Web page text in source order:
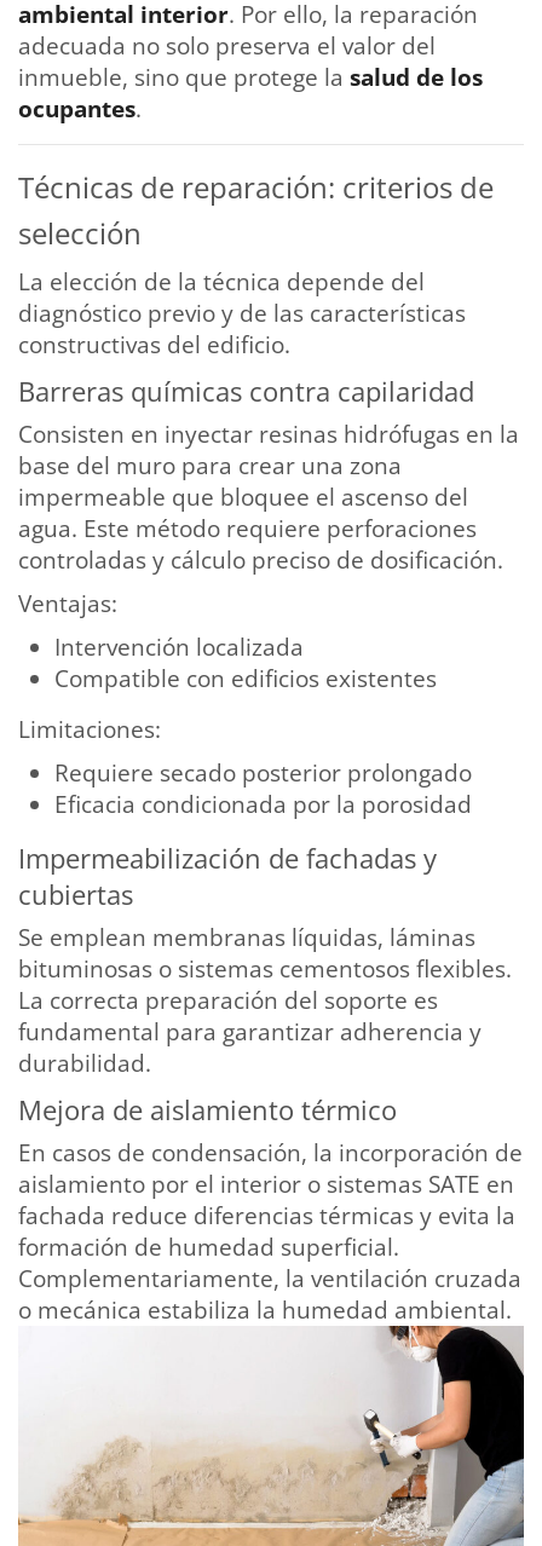
ambiental interior. Por ello, la reparación
adecuada no solo preserva el valor del
inmueble, sino que protege la salud de los
ocupantes.
Técnicas de reparación: criterios de
selección
La elección de la técnica depende del
diagnóstico previo y de las características
constructivas del edificio.
Barreras químicas contra capilaridad
Consisten en inyectar resinas hidrófugas en la
base del muro para crear una zona
impermeable que bloquee el ascenso del
agua. Este método requiere perforaciones
controladas y cálculo preciso de dosificación.
Ventajas:
Intervención localizada
Compatible con edificios existentes
Limitaciones:
Requiere secado posterior prolongado
Eficacia condicionada por la porosidad
Impermeabilización de fachadas y
cubiertas
Se emplean membranas líquidas, láminas
bituminosas o sistemas cementosos flexibles.
La correcta preparación del soporte es
fundamental para garantizar adherencia y
durabilidad.
Mejora de aislamiento térmico
En casos de condensación, la incorporación de
aislamiento por el interior o sistemas SATE en
fachada reduce diferencias térmicas y evita la
formación de humedad superficial.
Complementariamente, la ventilación cruzada
o mecánica estabiliza la humedad ambiental.